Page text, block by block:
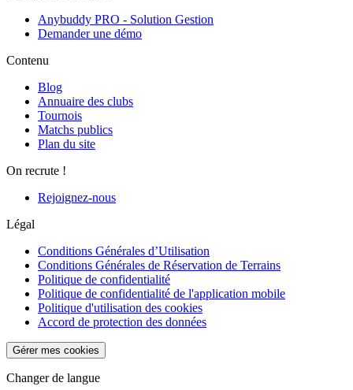
Anybuddy PRO - Solution Gestion
Demander une démo
Contenu
Blog
Annuaire des clubs
Tournois
Matchs publics
Plan du site
On recrute !
Rejoignez-nous
Légal
Conditions Générales d’Utilisation
Conditions Générales de Réservation de Terrains
Politique de confidentialité
Politique de confidentialité de l'application mobile
Politique d'utilisation des cookies
Accord de protection des données
Gérer mes cookies
Changer de langue